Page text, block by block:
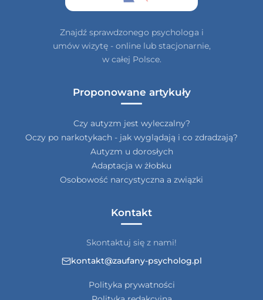
Znajdź sprawdzonego psychologa i
umów wizytę - online lub stacjonarnie,
w całej Polsce.
Proponowane artykuły
Czy autyzm jest wyleczalny?
Oczy po narkotykach - jak wyglądają i co zdradzają?
Autyzm u dorosłych
Adaptacja w żłobku
Osobowość narcystyczna a związki
Kontakt
Skontaktuj się z nami!
kontakt@zaufany-psycholog.pl
Polityka prywatności